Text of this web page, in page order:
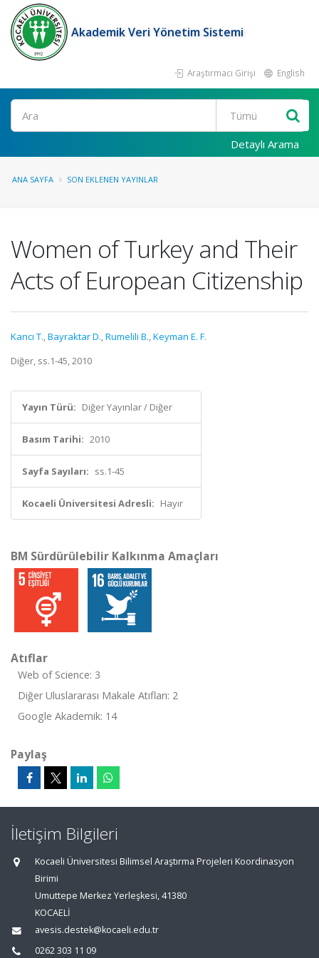
Akademik Veri Yönetim Sistemi
Araştırmacı Girişi English
Ara
Detaylı Arama
ANA SAYFA SON EKLENEN YAYINLAR
Women of Turkey and Their
Acts of European Citizenship
Kancı T.,Bayraktar D.,Rumelili B.,Keyman E. F.
Diğer, ss.1-45, 2010
Yayın Türü: Diğer Yayınlar / Diğer
Basım Tarihi: 2010
Sayfa Sayıları: ss.1-45
Kocaeli Üniversitesi Adresli: Hayır
BM Sürdürülebilir Kalkınma Amaçları
Atıflar
Web of Science: 3
Diğer Uluslararası Makale Atıfları: 2
Google Akademik: 14
Paylaş
İletişim Bilgileri
Kocaeli Üniversitesi Bilimsel Araştırma Projeleri Koordinasyon
Birimi
Umuttepe Merkez Yerleşkesi, 41380
KOCAELİ
avesis.destek@kocaeli.edu.tr
0262 303 11 09